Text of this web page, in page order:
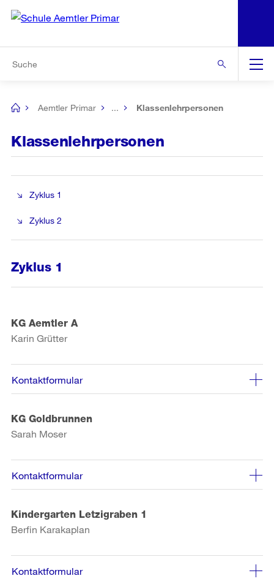
Navigation
[no
Aemtler Primar ... Klassenlehrpersonen
Klassenlehrpersonen
Zyklus 1
Zyklus 2
Zyklus 1
KG Aemtler A
Karin Grütter
Kontaktformular
KG Goldbrunnen
Sarah Moser
Kontaktformular
Kindergarten Letzigraben 1
Berfin Karakaplan
Kontaktformular